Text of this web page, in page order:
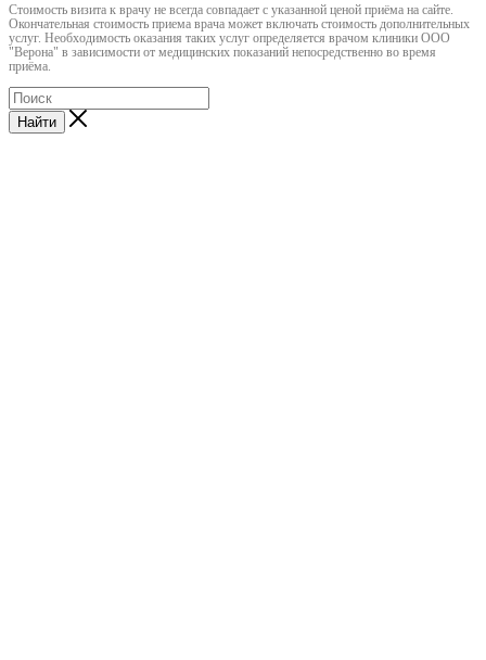
Cтоимость визита к врачу не всегда совпадает с указанной ценой приёма на сайте.
Окончательная стоимость приема врача может включать стоимость дополнительных
услуг. Необходимость оказания таких услуг определяется врачом клиники ООО
"Верона" в зависимости от медицинских показаний непосредственно во время
приёма.
Найти